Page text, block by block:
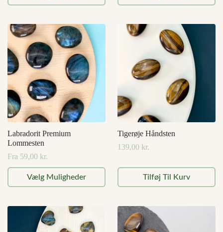
Labradorit Premium
Lommesten
Fra 59,00 kr.
Vælg Muligheder
vare
flere
Mulighederne
Tigerøje Håndsten
139,00 kr.
Tilføj Til Kurv